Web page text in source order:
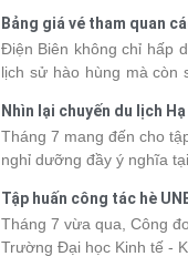
thuyền sẽ có mức giá và
du khách băn khoăn khi
cập nhật bảng giá tour du
2026 từ 3 - 6 sao, giúp
được hành trình phù hợp
sách.
Bảng giá vé tham quan
nhật 2026
Điện Biên không chỉ hấp
lịch sử hào hùng mà còn
đang lên kế hoạch khám
trước giá vé sẽ giúp bạn
chi phí. Cùng Vietsense
tham quan các điểm du
2026 ngay dưới đây.
Nhìn lại chuyến du lịch
Tân Hưng 2026
Tháng 7 mang đến cho
nghỉ dưỡng đầy ý nghĩa
thành viên còn có dịp gắn
khoảnh khắc đáng nhớ.
ngập tràn niềm vui và
Tập huấn công tác hè
Hòn Dấu, Đồ Sơn
Tháng 7 vừa qua, Công
Trường Đại học Kinh tế -